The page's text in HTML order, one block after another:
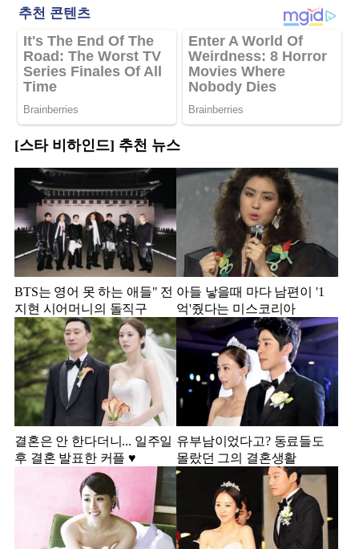
[스타 비하인드] 추천 뉴스
BTS는 영어 못 하는 애들" 전
지현 시어머니의 돌직구
아들 낳을때 마다 남편이 '1
억'줬다는 미스코리아
결혼은 안 한다더니... 일주일
후 결혼 발표한 커플 ♥️
유부남이었다고? 동료들도
몰랐던 그의 결혼생활